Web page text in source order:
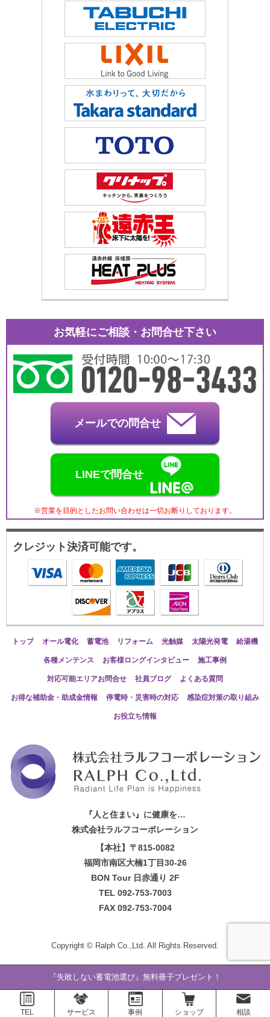
お気軽にご相談・お問合せ下さい
メールでの問合せ
LINEで問合せ
※営業を目的としたお問い合わせは一切お断りしております。
クレジット決済可能です。
トップ オール電化 蓄電池 リフォーム 光触媒 太陽光発電 給湯機
各種メンテンス お客様ロングインタビュー 施工事例
対応可能エリアお問合せ 社員ブログ よくある質問
お得な補助金・助成金情報 停電時・災害時の対応 感染症対策の取り組み
お役立ち情報
『人と住まい』に健康を…
株式会社ラルフコーポレーション
【本社】〒815-0082
福岡市南区大楠1丁目30-26
BON Tour 日赤通り 2F
TEL 092-753-7003
FAX 092-753-7004
Copyright © Ralph Co.,Ltd. All Rights Reserved.
『失敗しない蓄電池選び』無料冊子プレゼント！
TEL サービス 事例 ショップ 相談